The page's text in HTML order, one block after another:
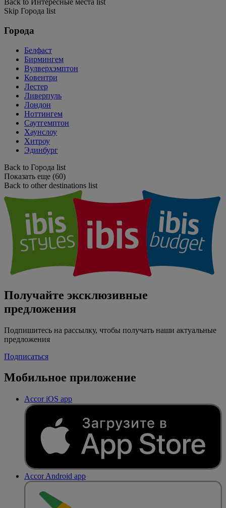
Back to Интересные места list
Skip Города list
Города
Белфаст
Бирмингем
Вулверхэмптон
Ковентри
Лестер
Ливерпуль
Лондон
Ноттингем
Саутгемптон
Хаунслоу
Хитроу
Эдинбург
Back to Города list
Показать еще (60)
Back to other destinations list
Получайте эксклюзивные
предложения
Подпишитесь на рассылку, чтобы получать наши актуальные
предложения
Подписаться
Мобильное приложение
Accor iOS app
Accor Android app